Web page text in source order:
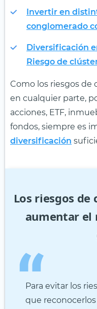
Invertir en
conglomerado
Diversificación
Riesgo de
Como los riesgos de
en cualquier parte,
acciones, ETF,
fondos, siempre es
diversificación
Los riesgos
aumentar el
Para evitar los
que